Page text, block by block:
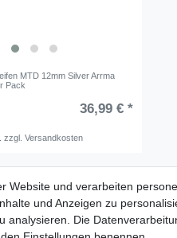
MTD 12mm Silver Arrma
Pack
36,99 € *
zzgl.Versandkosten
Website und verarbeiten
und Anzeigen zu
analysieren. Die